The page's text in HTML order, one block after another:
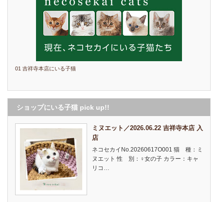
01 吉祥寺本店にいる子猫
ショップにいる子猫 pick up!!
ミヌエット／2026.06.22 吉祥寺本店 入
店
ネコセカイNo.20260617O001 猫 種：ミ
ヌエット 性 別：♀女の子 カラー：キャ
リコ…